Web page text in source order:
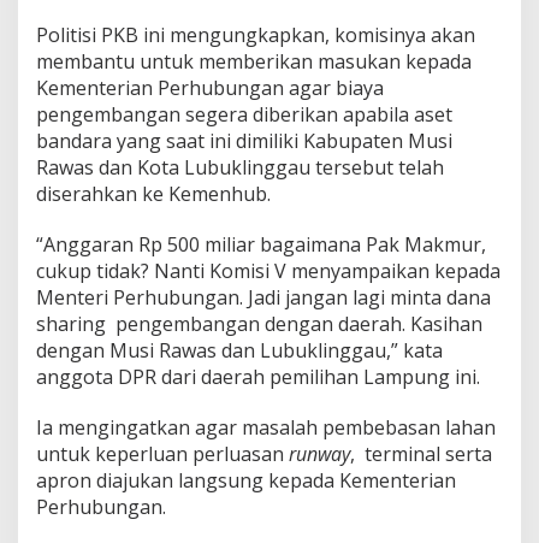
n
d
a
r
a
S
i
l
p
a
i
i
t
g
u
K
Politisi PKB ini mengungkapkan, komisinya akan
membantu untuk memberikan masukan kepada
Kementerian Perhubungan agar biaya
pengembangan segera diberikan apabila aset
bandara yang saat ini dimiliki Kabupaten Musi
Rawas dan Kota Lubuklinggau tersebut telah
diserahkan ke Kemenhub.
“Anggaran Rp 500 miliar bagaimana Pak Makmur,
cukup tidak? Nanti Komisi V menyampaikan kepada
Menteri Perhubungan. Jadi jangan lagi minta dana
sharing pengembangan dengan daerah. Kasihan
dengan Musi Rawas dan Lubuklinggau,” kata
anggota DPR dari daerah pemilihan Lampung ini.
Ia mengingatkan agar masalah pembebasan lahan
untuk keperluan perluasan runway, terminal serta
apron diajukan langsung kepada Kementerian
Perhubungan.